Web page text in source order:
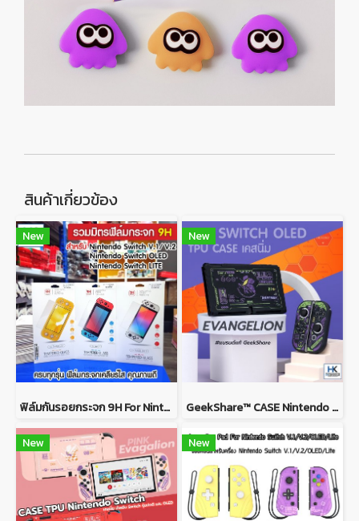
สินค้าเกี่ยวข้อง
New
ฟิล์มกันรอยกระจก 9H For Nintendo Switch ฟิล์มกระจกคุณภาพดี เต็มจอ กันรอยขีดข่วนได้ดี ติดง่าย
New
GeekShare™ CASE Nintendo Switch / Switch OLED MODEL เคส TPU เนื้อนิ่ม ยางซิลิโคน ลาย Evagalion เคสกันรอยรอบตัว
New New